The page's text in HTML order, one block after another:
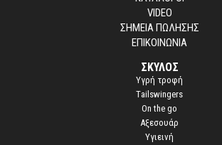
VIDEO
ΣΗΜΕΙΑ ΠΩΛΗΣΗΣ
ΕΠΙΚΟΙΝΩΝΙΑ
ΣΚΥΛΟΣ
Yγρή τροφή
Τailswingers
On the go
Αξεσουάρ
Υγιεινή